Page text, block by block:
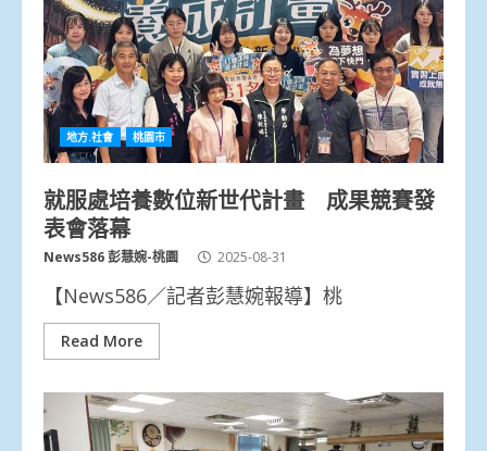
地方.社會 桃園市
就服處培養數位新世代計畫 成果競賽發
表會落幕
News586 彭慧婉-桃園 2025-08-31
【News586／記者彭慧婉報導】桃
Read More